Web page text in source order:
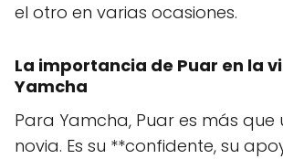
el otro en varias ocasiones.
La importancia de Puar en la
Yamcha
Para Yamcha, Puar es más que
novia. Es su **confidente, su